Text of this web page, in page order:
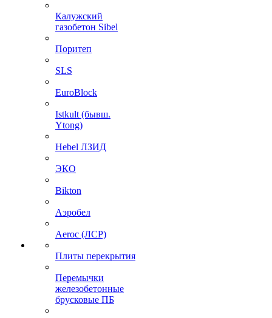
Калужский
газобетон Sibel
Поритеп
SLS
EuroBlock
Istkult (бывш.
Ytong)
Hebel ЛЗИД
ЭКО
Bikton
Аэробел
Aeroc (ЛСР)
Плиты перекрытия
Перемычки
железобетонные
брусковые ПБ